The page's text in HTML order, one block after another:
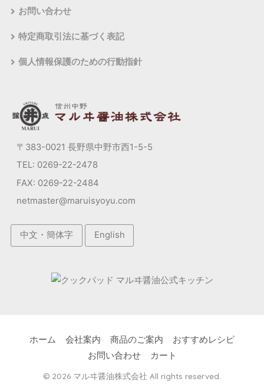
お問い合わせ
特定商取引法に基づく表記
個人情報保護のための行動指針
〒383-0021 長野県中野市西1-5-5
TEL: 0269-22-2478
FAX: 0269-22-2484
netmaster@maruisyoyu.com
中文・簡体字 English
ホーム 会社案内 商品のご案内
おすすめレシピ
お問い合わせ
カート
© 2026 マルヰ醤油株式会社 All rights reserved.